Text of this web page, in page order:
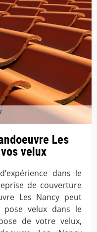
Les
velux
dans le
de couverture
Les Nancy peut
pose velux dans le
de votre velux,